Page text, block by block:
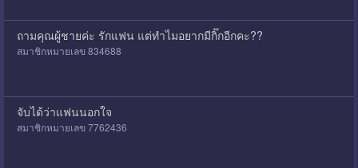
ถามคุณผู้ชายค่ะ รักแฟน แต่ทำไมอยากมีกิ๊กอีกคะ??
สมาชิกหมายเลข 834688
จับได้ว่าแฟนนอกใจ
สมาชิกหมายเลข 7762436